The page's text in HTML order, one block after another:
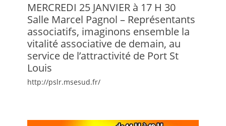
MERCREDI 25 JANVIER à 17 H 30
Salle Marcel Pagnol – Représentants
associatifs, imaginons ensemble la
vitalité associative de demain, au
service de l’attractivité de Port St
Louis
http://pslr.msesud.fr/